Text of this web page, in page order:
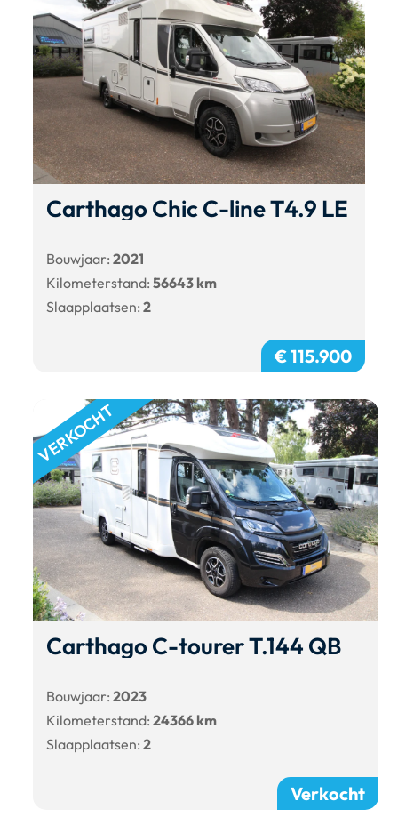
Carthago Chic C-line T4.9 LE
Bouwjaar:2021
Kilometerstand:56643 km
Slaapplaatsen:2
€ 115.900
VERKOCHT
Carthago C-tourer T.144 QB
Bouwjaar:2023
Kilometerstand:24366 km
Slaapplaatsen:2
Verkocht